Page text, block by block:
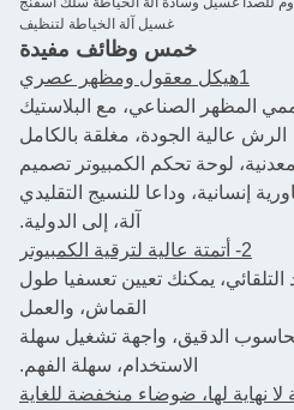
غسيل آلة الخياطة لتنظيف
خمس وظائف مفيدة
1هيكل معقول ومظهر عصري
المظهر الصناعي، مع البلاستيك
الرش عالية الجودة، مغلقة بالكامل
لوحة تحكم الكمبيوتر تصميم
إنسانية، وداعا للنسيج التقليدي
آلة، إلى الدولية.
2- أتمتة عالية لترقية الكمبيوتر
يمكنك تعيين تعسفيا طول
القماش، والعمل
الدقيق، واجهة تشغيل سهلة
الاستخدام، سهلة الفهم.